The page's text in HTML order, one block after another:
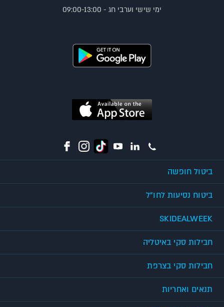
ימי שישי וערבי חג - 09:00-13:00
ביטול חופשה
ביטוח נסיעות לחו"ל
SKIDEALWEEK
חבילות סקי באיטליה
חבילות סקי בצרפת
תנאים ואחריות